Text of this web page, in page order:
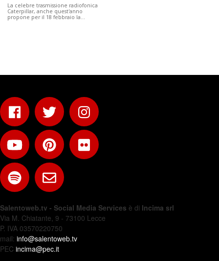
La celebre trasmissione radiofonica
Caterpillar, anche quest'anno
propone per il 18 febbraio la…
Salentoweb.tv - Social Media Services è di Incima srl
Via M. Chiatante, 9 - 73100 Lecce
P. IVA 03570220750
mail: info@salentoweb.tv
PEC incima@pec.it